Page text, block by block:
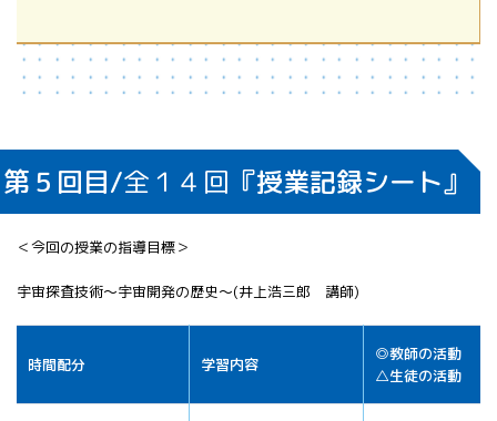
第５回目/全１４回 『授業記録シート』
＜今回の授業の指導目標＞
宇宙探査技術～宇宙開発の歴史～(井上浩三郎 講師)
時間配分 学習内容
◎教師の活動
△生徒の活動